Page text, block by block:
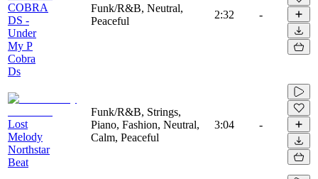
COBRA
DS -
Under
My P
Cobra
Ds
Funk/R&B, Neutral,
Peaceful
2:32 -
Lost
Melody
Northstar
Beat
Funk/R&B, Strings,
Piano, Fashion, Neutral,
Calm, Peaceful
3:04 -